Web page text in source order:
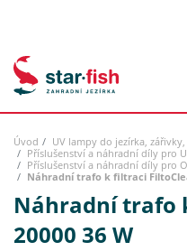
Úvod
UV lampy do jezírka,
Příslušenství a náhradní díly pro
Příslušenství a náhradní díly pro
Náhradní trafo k filtraci
Náhradní trafo
20000 36 W